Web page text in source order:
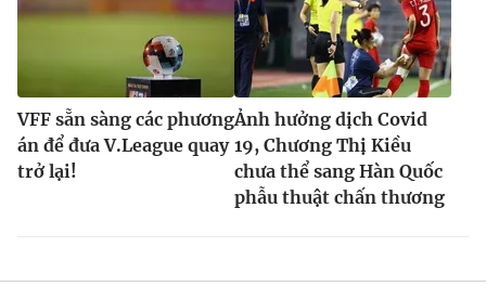
VFF sẵn sàng các phương
án để đưa V.League quay
trở lại!
Ảnh hưởng dịch Covid
19, Chương Thị Kiều
chưa thể sang Hàn Quốc
phẫu thuật chấn thương